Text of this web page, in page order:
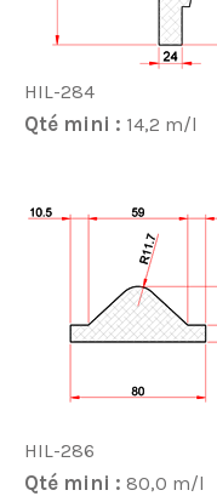
HIL-284
Qté mini : 14,2 m/l
HIL-286
Qté mini : 80,0 m/l